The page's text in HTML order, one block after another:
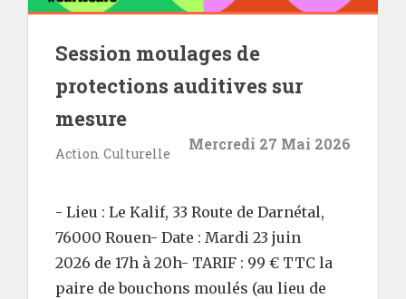
Session moulages de
protections auditives sur
mesure
Action Culturelle
Mercredi 27 Mai 2026
- Lieu : Le Kalif, 33 Route de Darnétal,
76000 Rouen- Date : Mardi 23 juin
2026 de 17h à 20h- TARIF : 99 € TTC la
paire de bouchons moulés (au lieu de